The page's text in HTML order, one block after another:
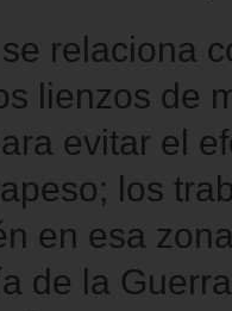
relaciona
lienzos de
evitar el
los
en esa
de la